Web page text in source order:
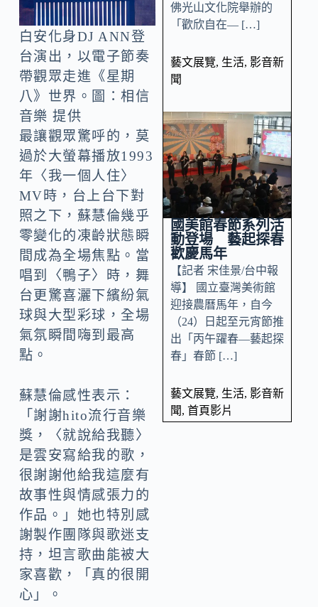
白安化身DJ ANN登
台演出，以電子節奏
帶觀眾走進《星期
八》世界。圖：相信
音樂 提供
最讓觀眾驚呼的，莫
過於大螢幕播放1993
年〈我一個人住〉
MV時，台上台下對
照之下，蘇慧倫幾乎
零變化的凍齡狀態瞬
間成為全場焦點。當
唱到〈鴨子〉時，舞
台更驚喜灑下繽紛氣
球與大型彩球，全場
氣氛瞬間嗨到最高
點。
蘇慧倫感性表示：
「謝謝hito流行音樂
獎，〈就說給我聽〉
是雲安寫給我的歌，
很謝謝他給我這麼有
故事性與情感張力的
作品。」她也特別感
謝製作團隊與歌迷支
持，坦言歌曲能被大
家喜歡，「真的很開
心」。
佛光山文化院舉辦的
「歡欣自在— […]
藝文展覽, 生活, 影音新
聞
國美館春節系列活
動登場 藝起探春
歡慶馬年
【記者 宋佳景/台中報
導】 國立臺灣美術館
迎接農曆馬年，自今
（24）日起至元宵節推
出「丙午躍春—藝起探
春」春節 […]
藝文展覽, 生活, 影音新
聞, 首頁影片